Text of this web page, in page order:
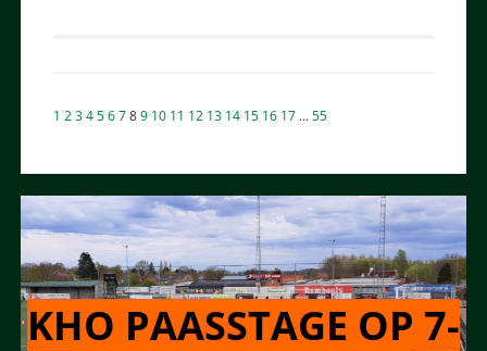
Berichten
1 2 3 4 5 6 7 8 9 10 11 12 13 14 15 16 17 … 55
KHO PAASSTAGE OP 7-